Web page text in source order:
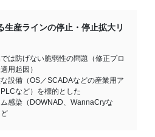
生産ラインの停止・停止拡大リ
は防げない脆弱性の問題（修正プロ
用起因）
設備（OS／SCADAなどの産業用ア
など）を標的とした
感染（DOWNAD、WannaCryな